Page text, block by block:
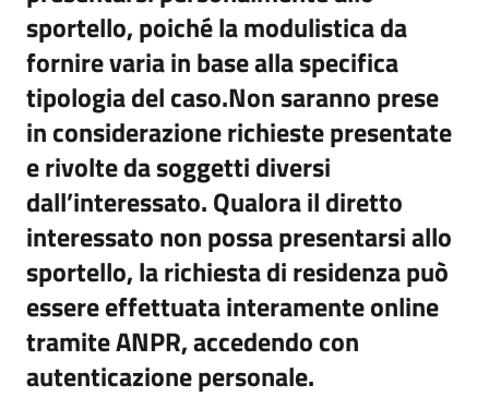
sportello, poiché la modulistica da
fornire varia in base alla specifica
tipologia del caso.Non saranno prese
in considerazione richieste presentate
e rivolte da soggetti diversi
dall’interessato. Qualora il diretto
interessato non possa presentarsi allo
sportello, la richiesta di residenza può
essere effettuata interamente online
tramite ANPR, accedendo con
autenticazione personale.